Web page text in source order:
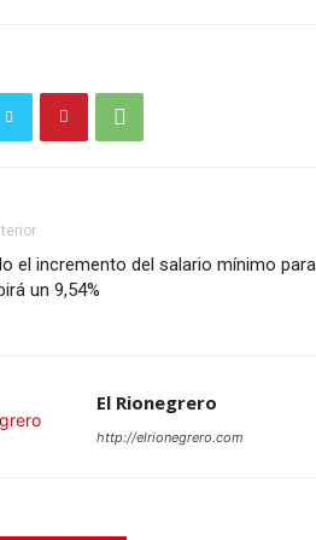
el incremento del salario mínimo para
un 9,54%
El Rionegrero
http://elrionegrero.com